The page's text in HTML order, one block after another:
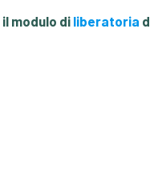
il modulo di liberatoria